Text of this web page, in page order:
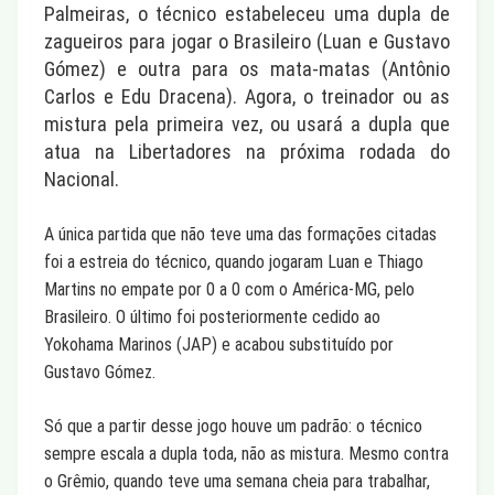
Palmeiras, o técnico estabeleceu uma dupla de
zagueiros para jogar o Brasileiro (Luan e Gustavo
Gómez) e outra para os mata-matas (Antônio
Carlos e Edu Dracena). Agora, o treinador ou as
mistura pela primeira vez, ou usará a dupla que
atua na Libertadores na próxima rodada do
Nacional.
A única partida que não teve uma das formações citadas
foi a estreia do técnico, quando jogaram Luan e Thiago
Martins no empate por 0 a 0 com o América-MG, pelo
Brasileiro. O último foi posteriormente cedido ao
Yokohama Marinos (JAP) e acabou substituído por
Gustavo Gómez.
Só que a partir desse jogo houve um padrão: o técnico
sempre escala a dupla toda, não as mistura. Mesmo contra
o Grêmio, quando teve uma semana cheia para trabalhar,